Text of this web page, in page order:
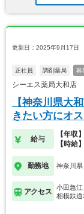
更新日：2025年9月17日
正社員 調剤薬局 募
シーエス薬局大和店
【神奈川県大
きたい方にオ
給与
【年収
【時給
勤務地 神奈川
アクセス
小田急
相模鉄